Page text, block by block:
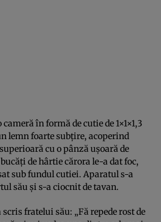
în formă de cutie de 1×1×1,3
lemn foarte subțire, acoperind
cu o pânză ușoară de
de hârtie cărora le-a dat foc,
sub fundul cutiei. Aparatul s-a
său și s-a ciocnit de tavan.
fratelui său: „Fă repede rost de